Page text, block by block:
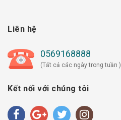
Liên hệ
0569168888
(Tất cả các ngày trong tuần )
Kết nối với chúng tôi